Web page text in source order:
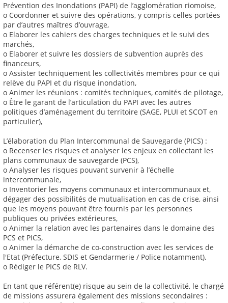
Prévention des Inondations (PAPI) de l’agglomération riomoise,
o Coordonner et suivre des opérations, y compris celles portées
par d’autres maîtres d’ouvrage,
o Elaborer les cahiers des charges techniques et le suivi des
marchés,
o Elaborer et suivre les dossiers de subvention auprès des
financeurs,
o Assister techniquement les collectivités membres pour ce qui
relève du PAPI et du risque inondation,
o Animer les réunions : comités techniques, comités de pilotage,
o Être le garant de l’articulation du PAPI avec les autres
politiques d’aménagement du territoire (SAGE, PLUI et SCOT en
particulier),
L’élaboration du Plan Intercommunal de Sauvegarde (PICS) :
o Recenser les risques et analyser les enjeux en collectant les
plans communaux de sauvegarde (PCS),
o Analyser les risques pouvant survenir à l’échelle
intercommunale,
o Inventorier les moyens communaux et intercommunaux et,
dégager des possibilités de mutualisation en cas de crise, ainsi
que les moyens pouvant être fournis par les personnes
publiques ou privées extérieures,
o Animer la relation avec les partenaires dans le domaine des
PCS et PICS,
o Animer la démarche de co-construction avec les services de
l'Etat (Préfecture, SDIS et Gendarmerie / Police notamment),
o Rédiger le PICS de RLV.
En tant que référent(e) risque au sein de la collectivité, le chargé
de missions assurera également des missions secondaires :